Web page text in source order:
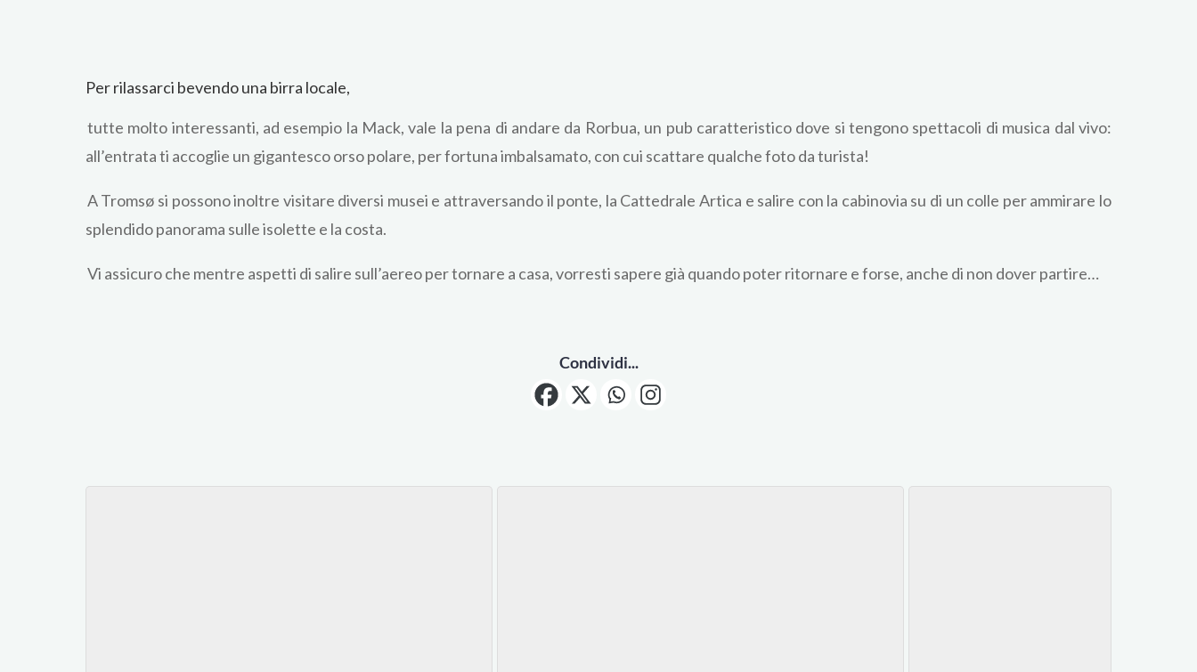
Per rilassarci bevendo una birra locale,
tutte molto interessanti, ad esempio la Mack, vale la pena di andare da Rorbua, un pub caratteristico dove si tengono spettacoli di musica dal vivo:
all’entrata ti accoglie un gigantesco orso polare, per fortuna imbalsamato, con cui scattare qualche foto da turista!
A Tromsø si possono inoltre visitare diversi musei e attraversando il ponte, la Cattedrale Artica e salire con la cabinovia su di un colle per ammirare lo
splendido panorama sulle isolette e la costa.
Vi assicuro che mentre aspetti di salire sull’aereo per tornare a casa, vorresti sapere già quando poter ritornare e forse, anche di non dover partire…
Condividi...